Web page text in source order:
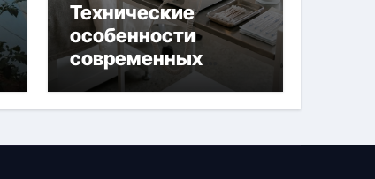
Технические
особенности
современных
аппаратов для
электроэпиляции